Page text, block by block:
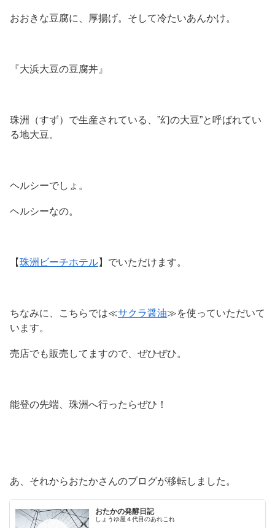
おおきな豆腐に、厚揚げ。そして冷たいあんかけ。
『大浜大豆の豆腐丼』
珠洲（すず）で生産されている、”幻の大豆”と呼ばれてい
る地大豆。
ヘルシーでしょ。
ヘルシーなの。
【珠洲ビーチホテル】でいただけます。
ちなみに、こちらでは≪サクラ醤油≫を使っていただいて
います。
売店でも販売してますので、ぜひぜひ。
能登の先端、珠洲へ行ったらぜひ！
あ、それからおたかさんのブログが移転しました。
おたかの発酵日記
しょうゆ屋４代目のあれこれ